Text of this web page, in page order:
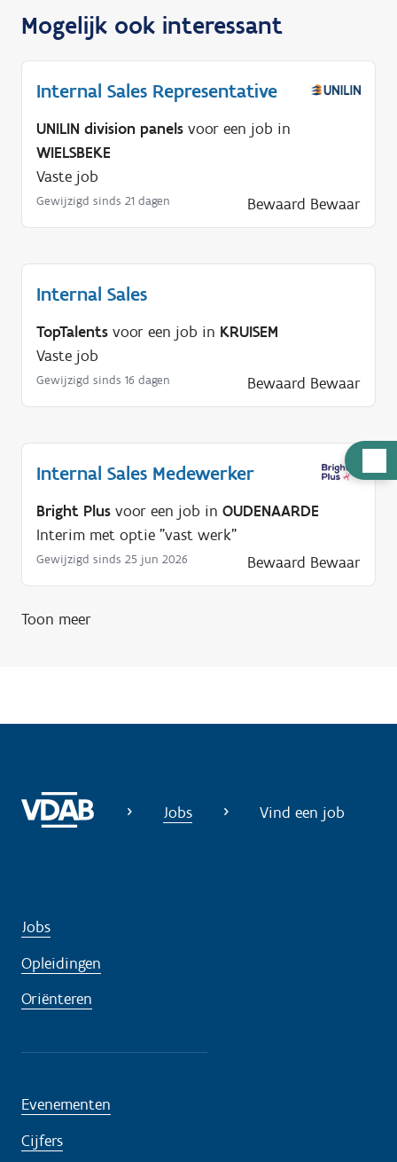
u
Mogelijk ook interessant
Internal Sales Representative
UNILIN division panels voor een job in
WIELSBEKE
Vaste job
Gewijzigd sinds 21 dagen Bewaard Bewaar
Internal Sales
TopTalents voor een job in KRUISEM
Vaste job
Gewijzigd sinds 16 dagen Bewaard Bewaar
Internal Sales Medewerker
Bright Plus voor een job in OUDENAARDE
Interim met optie "vast werk"
Gewijzigd sinds 25 jun 2026 Bewaard Bewaar
Toon meer
Jobs Vind een job
Jobs
Opleidingen
Oriënteren
Evenementen
Cijfers